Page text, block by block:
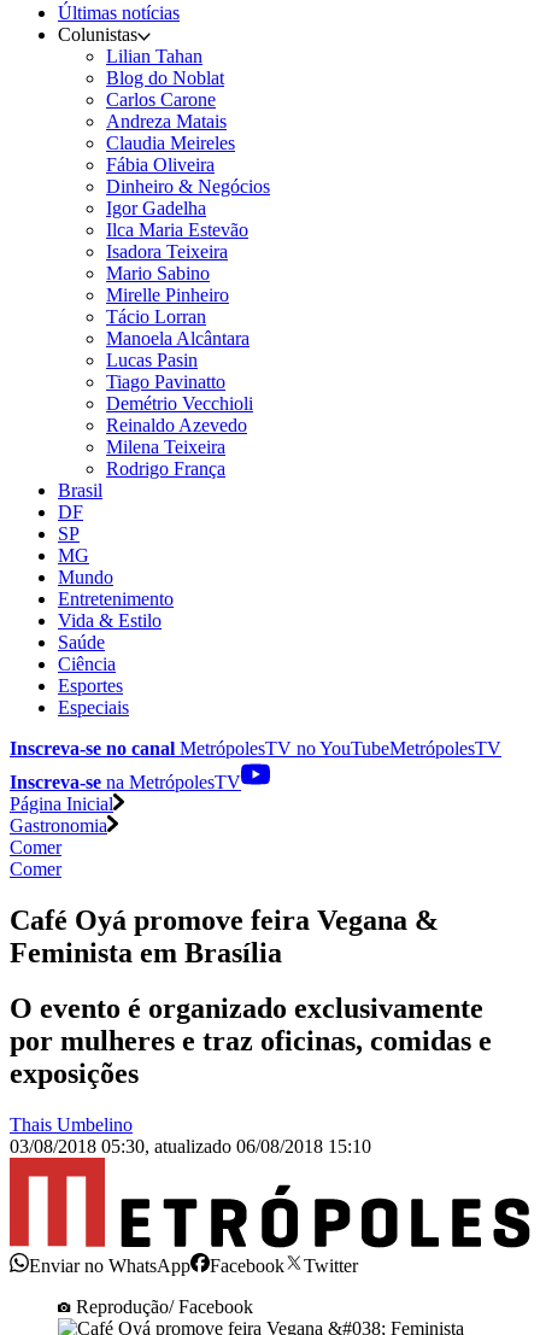
Últimas notícias
Colunistas
Lilian Tahan
Blog do Noblat
Carlos Carone
Andreza Matais
Claudia Meireles
Fábia Oliveira
Dinheiro & Negócios
Igor Gadelha
Ilca Maria Estevão
Isadora Teixeira
Mario Sabino
Mirelle Pinheiro
Tácio Lorran
Manoela Alcântara
Lucas Pasin
Tiago Pavinatto
Demétrio Vecchioli
Reinaldo Azevedo
Milena Teixeira
Rodrigo França
Brasil
DF
SP
MG
Mundo
Entretenimento
Vida & Estilo
Saúde
Ciência
Esportes
Especiais
Inscreva-se no canal MetrópolesTV noYouTubeMetrópolesTV
Inscreva-se na MetrópolesTV
Página Inicial
Gastronomia
Comer
Comer
Café Oyá promove feira Vegana &
Feminista em Brasília
O evento é organizado exclusivamente
por mulheres e traz oficinas, comidas e
exposições
Thais Umbelino
03/08/2018 05:30, atualizado 06/08/2018 15:10
Enviar no WhatsApp Facebook
Twitter
Reprodução/ Facebook